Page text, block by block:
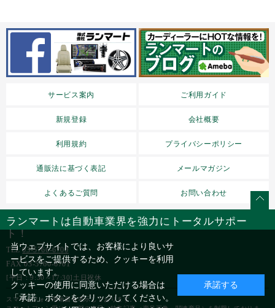
サービス案内 ご利用ガイド
新規登録 会社概要
利用規約 プライバシーポリシー
通販法に基づく表記 メールマガジン
よくあるご質問 お問い合わせ
ランマートは自動車業界を強力にトータルサポー
ト！
TEL03-5766-6700
FAX 03-5760-6701
[平日：9:30～17:30]土日祝休
スマートフォン用画面を表示しております。
当ウェブサイトでは、お客様により良いサ
ービスをご提供するため、クッキーを利用
しています。
クッキーの使用に同意いただける場合は
「承諾」ボタンをクリックしてください。
承諾する